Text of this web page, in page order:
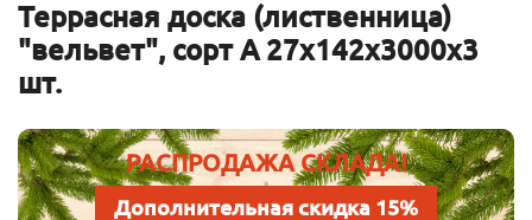
Террасная доска (лиственница)
"вельвет", сорт А 27х142х3000х3
шт.
РАСПРОДАЖА СКЛАДА!
Дополнительная скидка 15%